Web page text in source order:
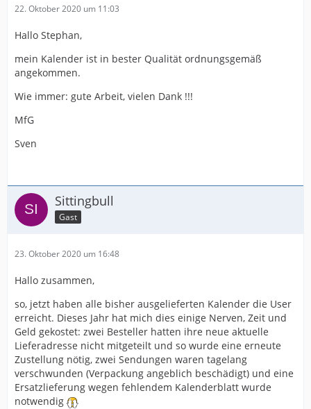
22. Oktober 2020 um 11:03
Hallo Stephan,
mein Kalender ist in bester Qualität ordnungsgemäß
angekommen.
Wie immer: gute Arbeit, vielen Dank !!!
MfG
Sven
Sittingbull
Gast
23. Oktober 2020 um 16:48
Hallo zusammen,
so, jetzt haben alle bisher ausgelieferten Kalender die User
erreicht. Dieses Jahr hat mich dies einige Nerven, Zeit und
Geld gekostet: zwei Besteller hatten ihre neue aktuelle
Lieferadresse nicht mitgeteilt und so wurde eine erneute
Zustellung nötig, zwei Sendungen waren tagelang
verschwunden (Verpackung angeblich beschädigt) und eine
Ersatzlieferung wegen fehlendem Kalenderblatt wurde
notwendig